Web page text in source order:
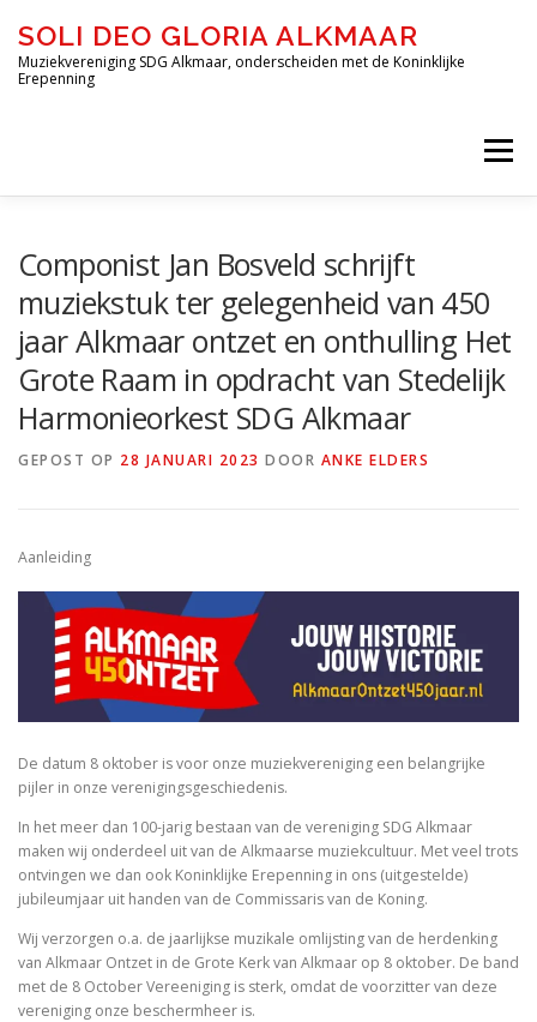
naar
inhoud
SOLI DEO GLORIA ALKMAAR
Muziekvereniging SDG Alkmaar, onderscheiden met de Koninklijke
Erepenning
Menu
JEUGD-OPLEIDING DE BLAZERIJ
INSCHRIJVEN – DE BLAZERIJ AGENDA
Componist Jan Bosveld schrijft
muziekstuk ter gelegenheid van 450
jaar Alkmaar ontzet en onthulling Het
Grote Raam in opdracht van Stedelijk
Harmonieorkest SDG Alkmaar
GEPOST OP 28 JANUARI 2023 DOOR ANKE ELDERS
Aanleiding
De datum 8 oktober is voor onze muziekvereniging een belangrijke
pijler in onze verenigingsgeschiedenis.
In het meer dan 100-jarig bestaan van de vereniging SDG Alkmaar
maken wij onderdeel uit van de Alkmaarse muziekcultuur. Met veel trots
ontvingen we dan ook Koninklijke Erepenning in ons (uitgestelde)
jubileumjaar uit handen van de Commissaris van de Koning.
Wij verzorgen o.a. de jaarlijkse muzikale omlijsting van de herdenking
van Alkmaar Ontzet in de Grote Kerk van Alkmaar op 8 oktober. De band
met de 8 October Vereeniging is sterk, omdat de voorzitter van deze
vereniging onze beschermheer is.